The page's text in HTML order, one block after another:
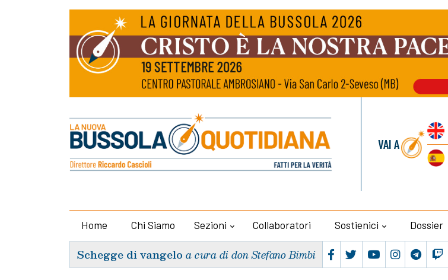
VAI A
Home Chi Siamo Sezioni Collaboratori Sostienici Dossier
Schegge di vangelo a cura di don Stefano Bimbi